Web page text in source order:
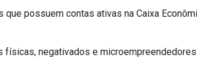
possuem contas ativas na Caixa
físicas, negativados e